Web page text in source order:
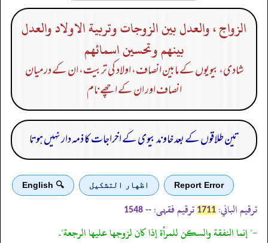
الزواج ، والعدل بين الزوجات وتربية الاولاد والعدل
بينهم وتحسين اسمائهم
شادی، بیویوں کے مابین انصاف، اولاد کی تربیت، ان کے درمیان
انصاف اور ان کے اچھے نام
تین طلاقوں کے بعد خاوند بیوی کے اخراجات کا ذمہ دار نہیں ہوتا
Report Error اظهار التشكيل 🔍 English
ترقیم الباني: 1711 ترقیم فقہی: --
1548
-" إنما النفقة والسكن للمرأة إذا كان لزوجها عليها الرجعة".